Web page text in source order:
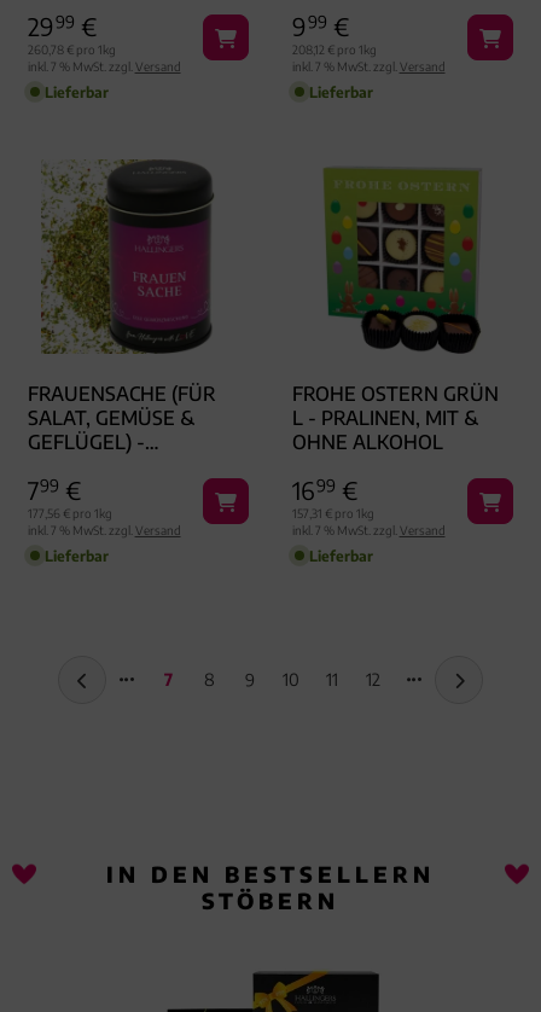
2999 €
260,78 € pro 1kg
inkl. 7 % MwSt. zzgl. Versand
Lieferbar
999 €
208,12 € pro 1kg
inkl. 7 % MwSt. zzgl. Versand
Lieferbar
FRAUENSACHE (FÜR
SALAT, GEMÜSE &
GEFLÜGEL) -
ZUM KOCHEN
GESCHENKDOSE
799 €
177,56 € pro 1kg
inkl. 7 % MwSt. zzgl. Versand
Lieferbar
FROHE OSTERN GRÜN
L - PRALINEN, MIT &
OHNE ALKOHOL
1699 €
157,31 € pro 1kg
inkl. 7 % MwSt. zzgl. Versand
Lieferbar
7 8 9 10 11 12
IN DEN BESTSELLERN
STÖBERN